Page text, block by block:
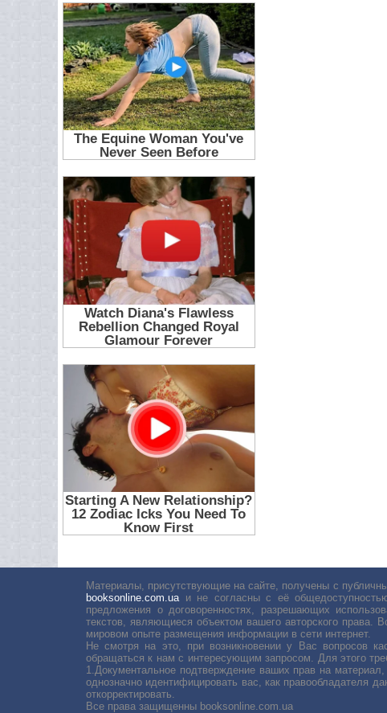
Материалы, присутствующие на сайте, получены с
booksonline.com.uaи не согласны с её
предложения о договоренностях, разрешающих
текстов, являющиеся объектом вашего авторского права.
мировом опыте размещения информации в сети интернет.
Не смотря на это, при возникновении у Вас вопросов
обращаться к нам с интересующим запросом. Для этого
1.Документальное подтверждение ваших прав на
однозначно идентифицировать вас, как правообладателя
откорректировать.
Все права защищенны booksonline.com.ua